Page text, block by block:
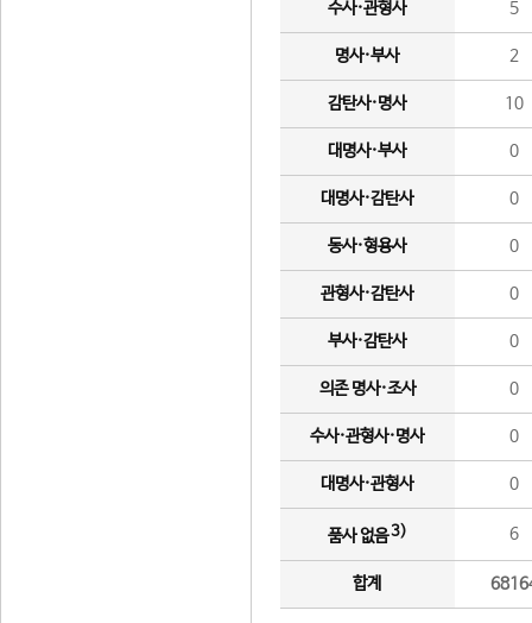
수사·관형사 5
명사·부사 2
감탄사·명사 10
대명사·부사 0
대명사·감탄사 0
동사·형용사 0
관형사·감탄사 0
부사·감탄사 0
의존 명사·조사 0
수사·관형사·명사 0
대명사·관형사 0
품사 없음3) 6
합계